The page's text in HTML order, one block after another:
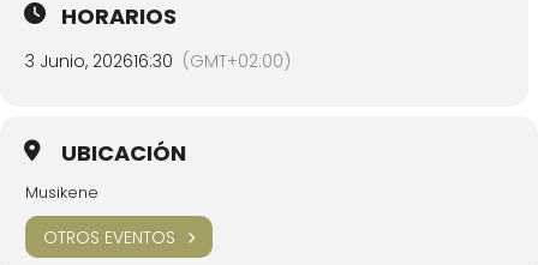
HORARIOS
3 Junio, 202616:30 (GMT+02:00)
UBICACIÓN
Musikene
OTROS EVENTOS